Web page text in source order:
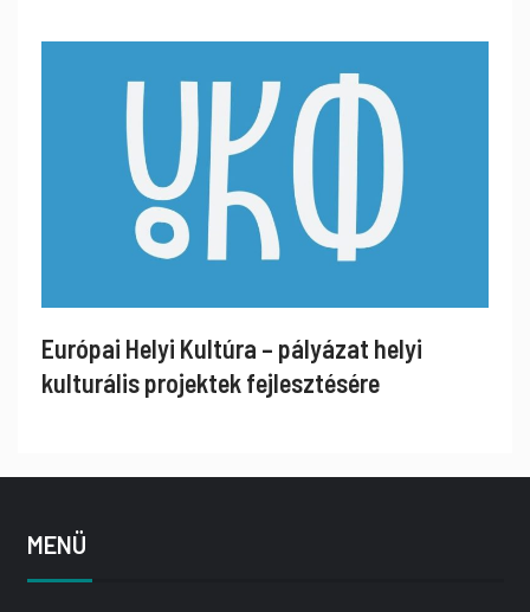
Európai Helyi Kultúra – pályázat helyi
kulturális projektek fejlesztésére
MENÜ